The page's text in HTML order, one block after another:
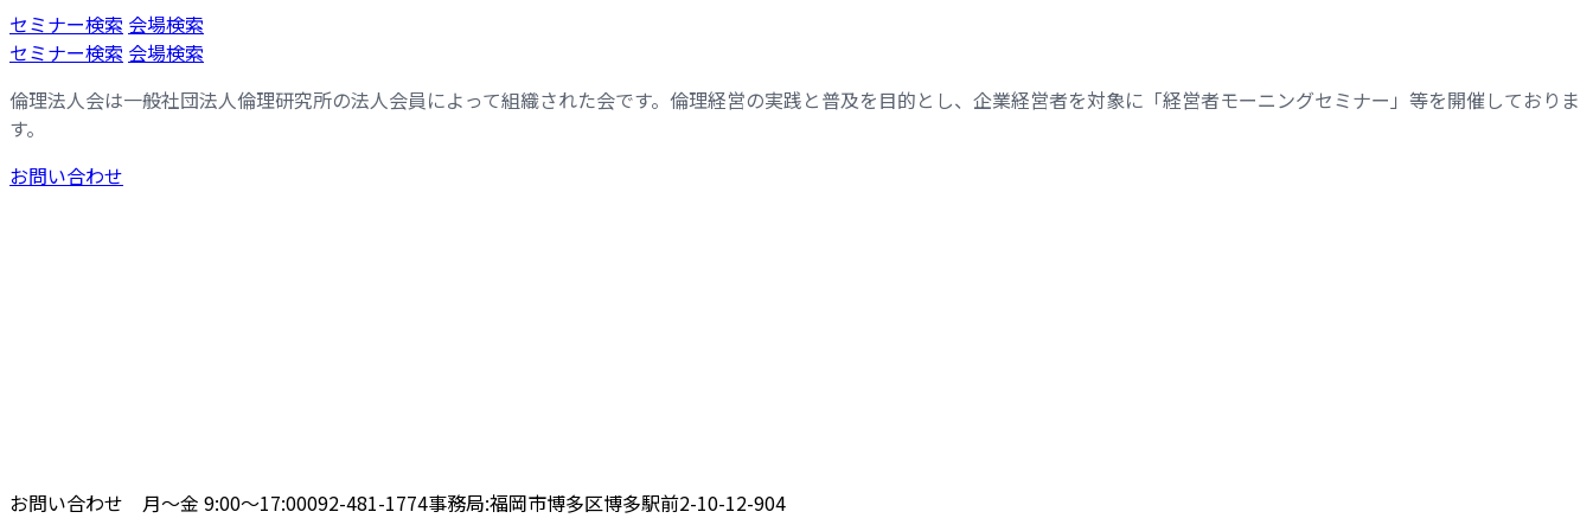
コ
ン
ン
ツ
へ
ス
ナ
ビ
ー
シ
ョ
ン
セミナー検索 会場検索
セミナー検索 会場検索
倫理法人会は一般社団法人倫理研究所の法人会員によって組織された会です。倫理経営の実践と普及を目的とし、企業経営者を対象に「経営者モーニングセミナー」等を開催しておりま
す。
お問い合わせ
お問い合わせ 月〜金 9:00〜17:00092-481-1774事務局:福岡市博多区博多駅前2-10-12-904